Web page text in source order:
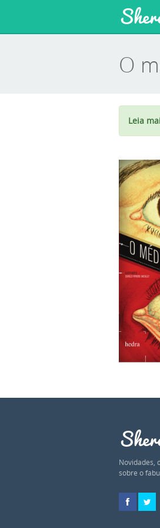
O
Leia
Novidades,
sobre o